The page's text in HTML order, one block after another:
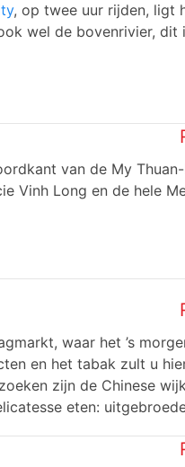
, op twee uur rijden, ligt
wel de bovenrivier,
van de My
Vinh Long en de hele
waar het ’s
en het tabak zult u
zijn de Chinese
eten: